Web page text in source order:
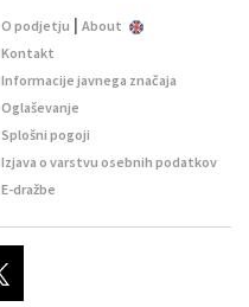
O podjetju | About
Kontakt
Informacije javnega značaja
Oglaševanje
Splošni pogoji
Izjava o varstvu osebnih podatkov
E-dražbe